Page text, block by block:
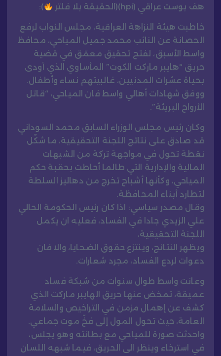
هف بوست عراقي (hpi)(الحقيقة بلا فلتر ):
خاطبت هيئة النزاهة العراقية، مجلس النواب لرفع
الحصانة عن النائب محمد جميل المياحي، محافظ
واسط الأسبق، لفتح تحقيق معمّق في قضية
حريق “هايبر ماركت الكوت” المأساوي الذي أودى
بحياة عشرات المدنيين، غالبيتهم نساء وأطفال.
ووفق شهادات أهالي واسط فان المياحي، “قاتل
الأرواح البريئة”.
وكان رئيس مجلس الوزراء السابق محمد السوداني
قد صادق على نتائج اللجنة التحقيقية، ما شكّل
نقطة تحول في مواجهة تركة من الشبهات
المالية والإدارية التي طالما أحاطت بحقبة حكم
المياحي، وكأنها أشباح تخرج من دهاليز السلطة
لتطارد أبناء المحافظة.
وقال مصدر سياسي: اذا كان رئيس الحكومة الحالي
علي الزيدي جادا في الفساد، فعليه ان يكمل
اللجنة التحقيقية،
ويظهر النتائج، وينتزع حقوق الضحايا، والا فان
دعوات لردع الفساد، مجرد شعارات.
وعانت واسط طوال سنوات من شبكة فساد
عميقة، تمخض عنها حريق الهايبر ماركت الذي
كشف عن إهمال مزمن في التراخيص والسلامة
العامة، حيث تحول المول إلى فخّ موت جماعي.
واحدثت صورة للمياحي مع بطانته وهو يجلس،
في استرخاء وينظر الى الحريق، فيما شبهه اللسان